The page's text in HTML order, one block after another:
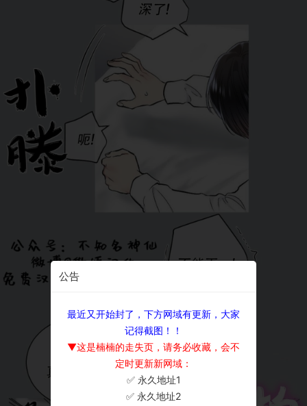
公告
最近又开始封了，下方网域有更新，大家
记得截图！！
▼这是楠楠的走失页，请务必收藏，会不
定时更新新网域：
✅ 永久地址1
✅ 永久地址2